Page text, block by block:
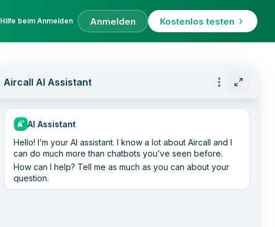
Hilfe beim Anmelden Anmelden Kostenlos testen